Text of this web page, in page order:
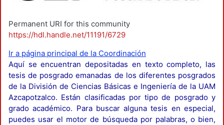
Permanent URI for this community
https://hdl.handle.net/11191/6729
Ir a página principal de la Coordinación
Aquí se encuentran depositadas en texto completo, las
tesis de posgrado emanadas de los diferentes posgrados
de la División de Ciencias Básicas e Ingeniería de la UAM
Azcapotzalco. Están clasificadas por tipo de posgrado y
grado académico. Para buscar alguna tesis en especial,
puedes usar el motor de búsqueda por palabras, o bien,